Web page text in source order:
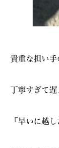
貴重な担い
丁寧すぎて
『早いに越